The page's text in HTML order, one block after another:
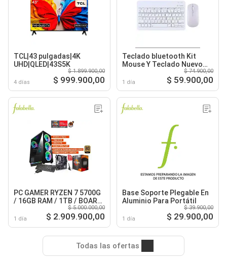
TCL|43 pulgadas|4K
UHD|QLED|43S5K
4 días
$ 1.899.900,00
$ 999.900,00
Teclado bluetooth Kit
Mouse Y Teclado Nuevo
1 día
$ 74.900,00
$ 59.900,00
PC GAMER RYZEN 7 5700G
/ 16GB RAM / 1TB / BOARD
B550 WIFI / FUENTE 600W
80+ GOLD
1 día
$ 5.000.000,00
$ 2.909.900,00
Base Soporte Plegable En
Aluminio Para Portátil
1 día
$ 39.900,00
$ 29.900,00
Todas las ofertas